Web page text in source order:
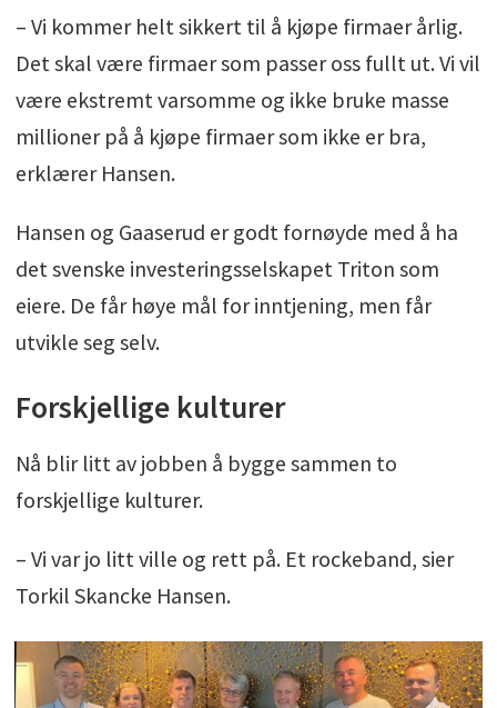
– Vi kommer helt sikkert til å kjøpe firmaer årlig.
Det skal være firmaer som passer oss fullt ut. Vi vil
være ekstremt varsomme og ikke bruke masse
millioner på å kjøpe firmaer som ikke er bra,
erklærer Hansen.
Hansen og Gaaserud er godt fornøyde med å ha
det svenske investeringsselskapet Triton som
eiere. De får høye mål for inntjening, men får
utvikle seg selv.
Forskjellige kulturer
Nå blir litt av jobben å bygge sammen to
forskjellige kulturer.
– Vi var jo litt ville og rett på. Et rockeband, sier
Torkil Skancke Hansen.